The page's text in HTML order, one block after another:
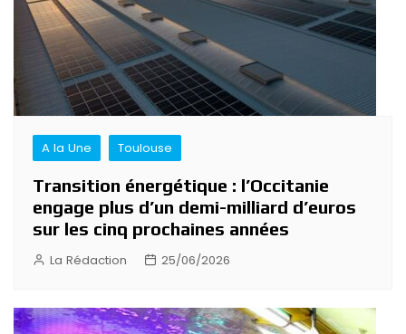
A la Une Toulouse
Transition énergétique : l’Occitanie
engage plus d’un demi-milliard d’euros
sur les cinq prochaines années
La Rédaction 25/06/2026